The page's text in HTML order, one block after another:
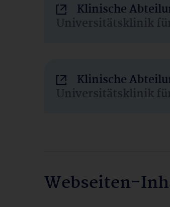
Klinische
Universitätsklinik
Klinische
Universitätsklinik
Webseiten-